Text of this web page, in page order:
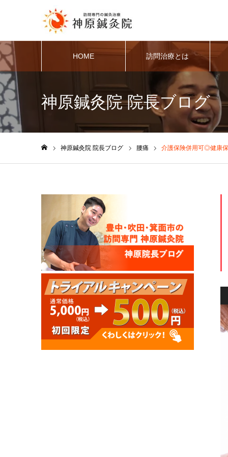
HOME 訪問治療とは
神原鍼灸院 院長ブログ
神原鍼灸院 院長ブログ 腰痛 介護保険併用可◎健康